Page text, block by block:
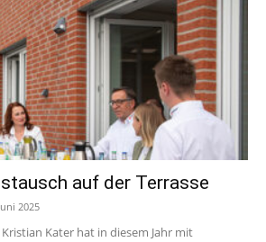
auf der Terrasse
2025
Kater hat in diesem Jahr mit